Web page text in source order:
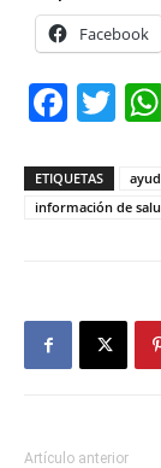
Facebook
ETIQUETAS
información de
Artículo anterior